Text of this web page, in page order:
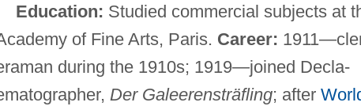
Education: Studied commercial subjects at
of Fine Arts, Paris. Career:
during the 1910s; 1919—joined Decla-
Der Galeerensträfling; after